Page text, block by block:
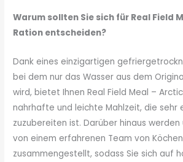
Warum sollten Sie sich für Real Field
Ration entscheiden?
Dank eines einzigartigen
bei dem nur das Wasser aus dem
wird, bietet Ihnen Real Field Meal –
nahrhafte und leichte Mahlzeit, die sehr
zuzubereiten ist. Darüber hinaus werden
von einem erfahrenen Team von Köchen
zusammengestellt, sodass Sie sich auf